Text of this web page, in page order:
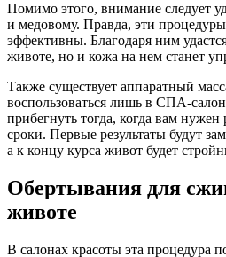
Помимо этого, внимание следует
и медовому. Правда, эти
эффективны. Благодаря ним
животе, но и кожа на нем станет
Также существует аппаратный
воспользоваться лишь в СПА-
прибегнуть тогда, когда вам нужен
сроки. Первые результаты будут
а к концу курса живот будет
Обертывания для
животе
В салонах красоты эта процедура